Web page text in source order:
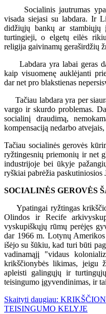
Socialinis jautrumas
visada siejasi su labdara. Ir
didžiųjų bankų ar
turtingieji, o elgetų eilės
religija gaivinamų geraširdžių
Labdara yra labai geras
kaip visuomenę auklėjanti
dar net pro blakstienas
Tačiau labdara yra per
vargo ir skurdo problemas.
socialinį draudimą,
kompensaciją nedarbo
Tačiau socialinės gerovės
ryžtingesnių priemonių ir net
industrijoje bei ūkyje
ryškiai pabrėžia
SOCIALINĖS GEROVĖS
Ypatingai ryžtingas
Olindos ir Recife
vyskupiškųjų rūmų perėjęs
dar 1966 m. Lotynų
išėjo su šūkiu, kad turi būti
vadinamąjį "vidaus
krikščionybės likimas, jeigu
apleisti galingųjų ir
teisingumo įgyvendinimas, ir
Skaityti daugiau:
TEISINGUMO KELYJE